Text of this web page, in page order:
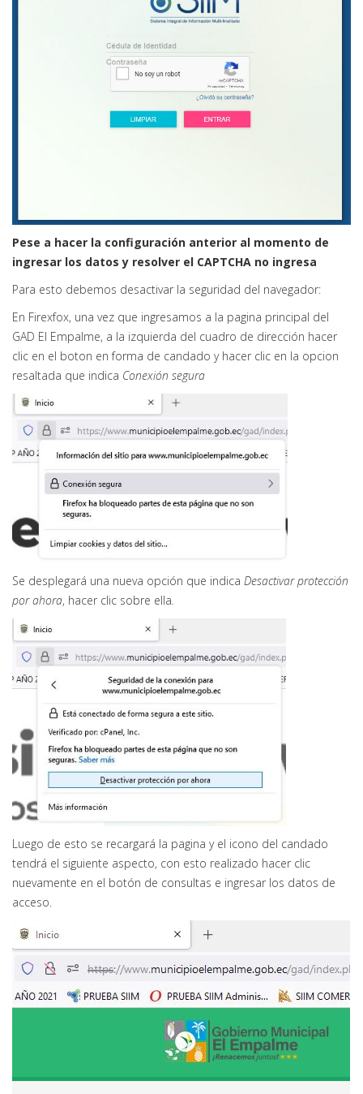
Pese a hacer la configuración anterior al momento de
ingresar los datos y resolver el CAPTCHA no ingresa
Para esto debemos desactivar la seguridad del navegador:
En Firexfox, una vez que ingresamos a la pagina principal del
GAD El Empalme, a la izquierda del cuadro de dirección hacer
clic en el boton en forma de candado y hacer clic en la opcion
resaltada que indica Conexión segura
Se desplegará una nueva opción que indica Desactivar protección
por ahora, hacer clic sobre ella.
Luego de esto se recargará la pagina y el icono del candado
tendrá el siguiente aspecto, con esto realizado hacer clic
nuevamente en el botón de consultas e ingresar los datos de
acceso.